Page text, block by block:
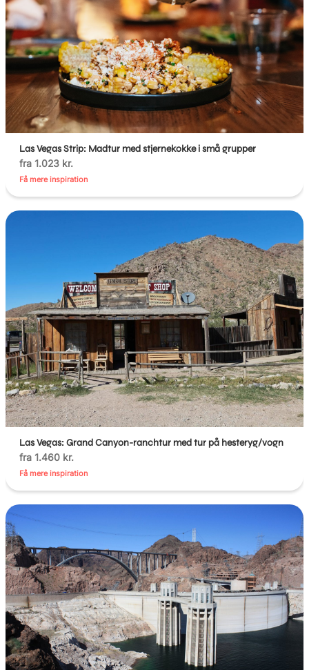
Las Vegas Strip: Madtur med stjernekokke i små grupper
fra 1.023 kr.
Få mere inspiration
Las Vegas: Grand Canyon-ranchtur med tur på hesteryg/vogn
fra 1.460 kr.
Få mere inspiration